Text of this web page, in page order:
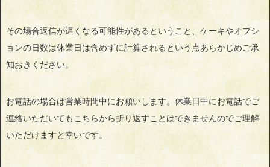
その場合返信が遅くなる可能性があるということ、ケーキやオプシ
ョンの日数は休業日は含めずに計算されるという点あらかじめご承
知おきください。
お電話の場合は営業時間中にお願いします。休業日中にお電話でご
連絡いただいてもこちらから折り返すことはできませんのでご理解
いただけますと幸いです。